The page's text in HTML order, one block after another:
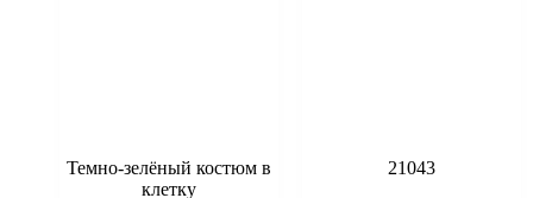
Темно-зелёный костюм в
клетку
21043